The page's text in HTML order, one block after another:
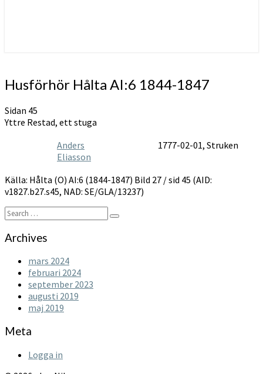
Husförhör
Hålta
1844-
1847
Husförhör Hålta AI:6 1844-1847
Sidan 45
Yttre Restad, ett stuga
Anders
Eliasson
1777-02-01, Struken
Källa: Hålta (O) AI:6 (1844-1847) Bild 27 / sid 45 (AID:
v1827.b27.s45, NAD: SE/GLA/13237)
Search
for:
Search
Archives
mars 2024
februari 2024
september 2023
augusti 2019
maj 2019
Meta
Logga in